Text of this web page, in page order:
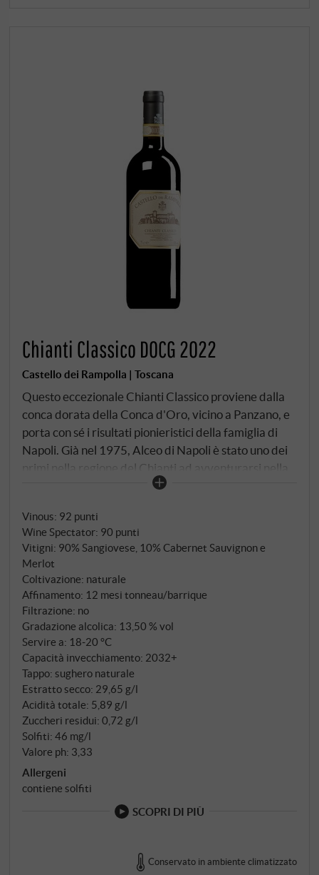
Chianti Classico DOCG 2022
Castello dei Rampolla | Toscana
Questo eccezionale Chianti Classico proviene dalla
conca dorata della Conca d'Oro, vicino a Panzano, e
porta con sé i risultati pionieristici della famiglia di
Napoli. Già nel 1975, Alceo di Napoli è stato uno dei
primi nella regione del Chianti ad avventurarsi nella
coltivazione del Cabernet Sauvignon – una visione
Sangiovese e che oggi fa parte del DNA del Castello
dei Rampolla. Le uve crescono su 42 ettari di terreno
ricco di calcare a un'altitudine di circa 360 metri,
dove il Sangiovese (90%) si fonde con piccole
proporzioni di Cabernet Sauvignon e Merlot per
creare una cuvée armoniosa. L'azienda segue
coerentemente i principi della biodinamica dal 1994
– molto prima che diventassero una tendenza. I
vigneti ospitano un ecosistema vivente: fiori ed erbe
crescono senza ostacoli tra i filari, l'acqua ossigenata
naturalmente nutre le viti e per proteggere le viti
vengono utilizzati solo rame, zolfo e propoli delle api.
Vinous: 92 punti
Wine Spectator: 90 punti
Vitigni: 90% Sangiovese, 10% Cabernet Sauvignon e
Merlot
Coltivazione: naturale
Affinamento: 12 mesi tonneau/barrique
Filtrazione: no
Gradazione alcolica: 13,50 % vol
Servire a: 18‑20 °C
Capacità invecchiamento: 2032+
Tappo: sughero naturale
Estratto secco: 29,65 g/l
Acidità totale: 5,89 g/l
Zuccheri residui: 0,72 g/l
Solfiti: 46 mg/l
Valore ph: 3,33
Allergeni
contiene solfiti
SCOPRI DI PIÙ
Conservato in ambiente climatizzato